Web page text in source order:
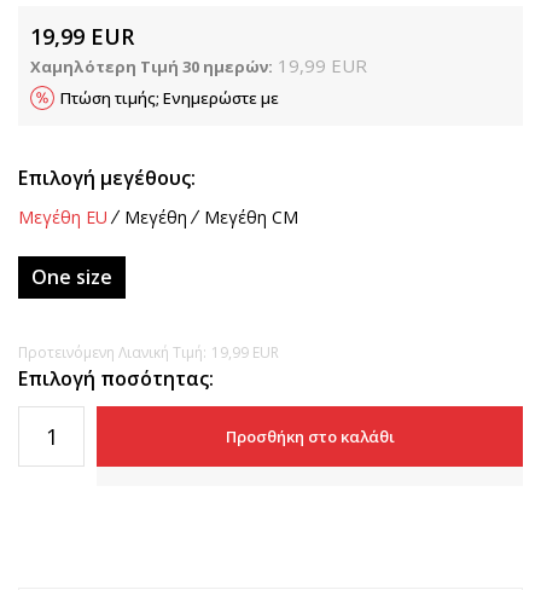
19,99 EUR
Χαμηλότερη Τιμή 30 ημερών: 19,99 EUR
Πτώση τιμής; Ενημερώστε με
Επιλογή μεγέθους:
Μεγέθη EU Μεγέθη Μεγέθη CM
One size
Προτεινόμενη Λιανική Τιμή: 19,99 EUR
Επιλογή ποσότητας:
Προσθήκη στο καλάθι